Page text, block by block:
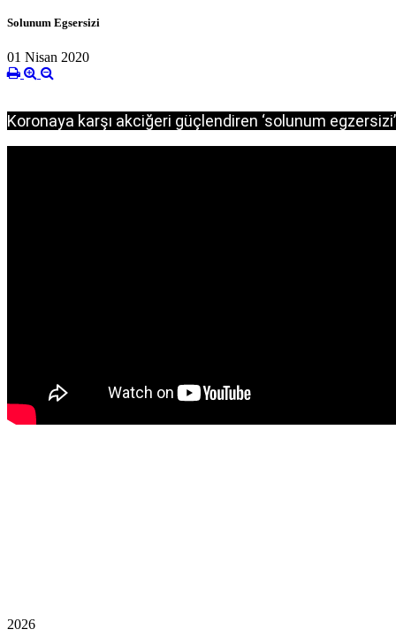
Solunum Egsersizi
01 Nisan 2020
Koronaya karşı akciğeri güçlendiren ‘solunum egzersizi’
2026